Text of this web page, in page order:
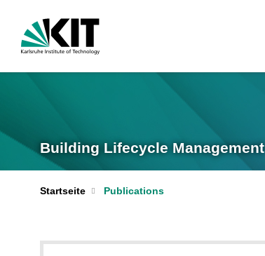
Building Lifecycle Management
Startseite Publications